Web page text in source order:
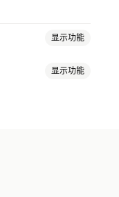
显示功能
显示功能